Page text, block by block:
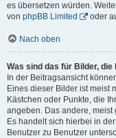
es übersetzen würden.
von phpBB Limited oder
Nach oben
Was sind das für Bilder,
In der Beitragsansicht
Eines dieser Bilder ist meist
Kästchen oder Punkte, die
angeben. Das andere, meist
Es handelt sich hierbei in
Benutzer zu Benutzer